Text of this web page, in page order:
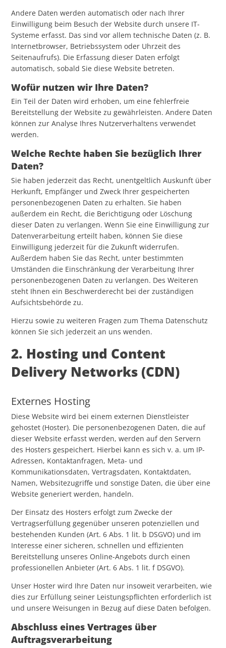
Andere Daten werden automatisch oder nach Ihrer
Einwilligung beim Besuch der Website durch unsere IT-
Systeme erfasst. Das sind vor allem technische Daten (z. B.
Internetbrowser, Betriebssystem oder Uhrzeit des
Seitenaufrufs). Die Erfassung dieser Daten erfolgt
automatisch, sobald Sie diese Website betreten.
Wofür nutzen wir Ihre Daten?
Ein Teil der Daten wird erhoben, um eine fehlerfreie
Bereitstellung der Website zu gewährleisten. Andere Daten
können zur Analyse Ihres Nutzerverhaltens verwendet
werden.
Welche Rechte haben Sie bezüglich Ihrer
Daten?
Sie haben jederzeit das Recht, unentgeltlich Auskunft über
Herkunft, Empfänger und Zweck Ihrer gespeicherten
personenbezogenen Daten zu erhalten. Sie haben
außerdem ein Recht, die Berichtigung oder Löschung
dieser Daten zu verlangen. Wenn Sie eine Einwilligung zur
Datenverarbeitung erteilt haben, können Sie diese
Einwilligung jederzeit für die Zukunft widerrufen.
Außerdem haben Sie das Recht, unter bestimmten
Umständen die Einschränkung der Verarbeitung Ihrer
personenbezogenen Daten zu verlangen. Des Weiteren
steht Ihnen ein Beschwerderecht bei der zuständigen
Aufsichtsbehörde zu.
Hierzu sowie zu weiteren Fragen zum Thema Datenschutz
können Sie sich jederzeit an uns wenden.
2. Hosting und Content
Delivery Networks (CDN)
Externes Hosting
Diese Website wird bei einem externen Dienstleister
gehostet (Hoster). Die personenbezogenen Daten, die auf
dieser Website erfasst werden, werden auf den Servern
des Hosters gespeichert. Hierbei kann es sich v. a. um IP-
Adressen, Kontaktanfragen, Meta- und
Kommunikationsdaten, Vertragsdaten, Kontaktdaten,
Namen, Websitezugriffe und sonstige Daten, die über eine
Website generiert werden, handeln.
Der Einsatz des Hosters erfolgt zum Zwecke der
Vertragserfüllung gegenüber unseren potenziellen und
bestehenden Kunden (Art. 6 Abs. 1 lit. b DSGVO) und im
Interesse einer sicheren, schnellen und effizienten
Bereitstellung unseres Online-Angebots durch einen
professionellen Anbieter (Art. 6 Abs. 1 lit. f DSGVO).
Unser Hoster wird Ihre Daten nur insoweit verarbeiten, wie
dies zur Erfüllung seiner Leistungspflichten erforderlich ist
und unsere Weisungen in Bezug auf diese Daten befolgen.
Abschluss eines Vertrages über
Auftragsverarbeitung